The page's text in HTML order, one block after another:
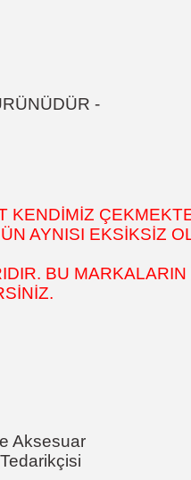
-
KENDİMİZ
AYNISI EKSİKSİZ
BU
Aksesuar